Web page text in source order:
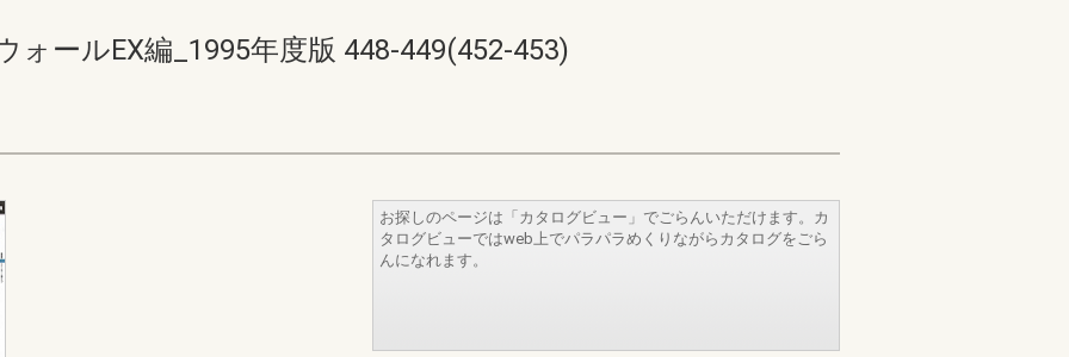
ォールEX編_1995年度版 448-449(452-453)
お探しのページは「カタログビュー」でごらんいただけます。カ
タログビューではweb上でパラパラめくりながらカタログをごら
んになれます。